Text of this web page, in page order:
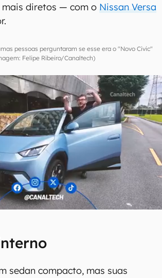
mais diretos — com o Nissan Versa
pessoas perguntaram se esse era o "Novo Civic"
Felipe Ribeiro/Canaltech)
sedan compacto, mas suas